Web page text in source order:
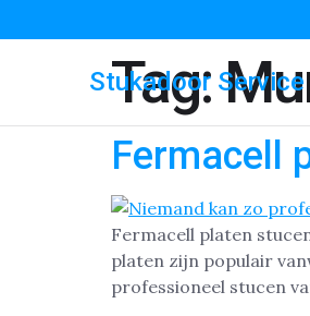
Stukadoor Service
Tag:
Fermacell
Fermacell platen
platen zijn populair
professioneel stucen